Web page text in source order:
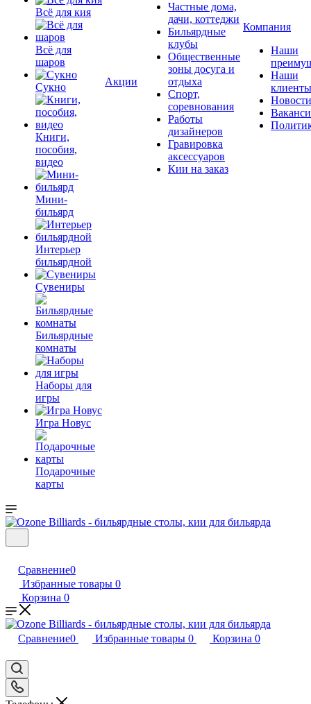
Всё для кия
Всё для
шаров
Сукно
Книги,
пособия,
видео
Мини-
бильярд
Интерьер
бильярдной
Сувениры
Бильярдные
комнаты
Наборы для
игры
Игра Новус
Подарочные
карты
Акции
Частные дома,
дачи, коттеджи
Бильярдные
клубы
Общественные
зоны досуга и
отдыха
Спорт,
соревнования
Работы
дизайнеров
Гравировка
аксессуаров
Кии на заказ
Компания
Наши
Наши
клиенты
Новости
Сравнение0
Избранные товары 0
Корзина 0
Сравнение0 Избранные товары 0 Корзина 0